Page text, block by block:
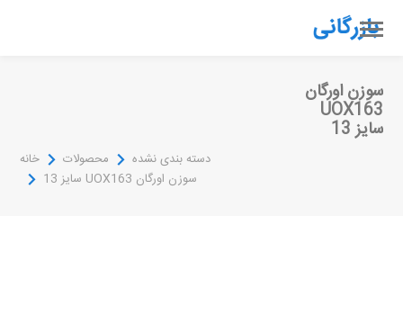
سوزن اورگان
UOX163
سایز 13
خانه محصولات
دسته بندی نشده
سوزن اورگان UOX163 سایز 13